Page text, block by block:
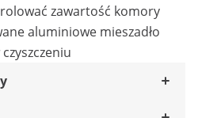
zawartość komory
aluminiowe mieszadło